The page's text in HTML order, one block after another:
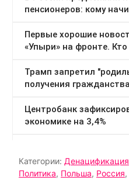
Категории: Денацификация
Политика, Польша, Россия,